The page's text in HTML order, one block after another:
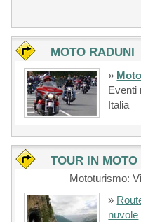
MOTO RADUNI
»
Eventi
Italia
TOUR IN
Mototurismo:
»
nuvole